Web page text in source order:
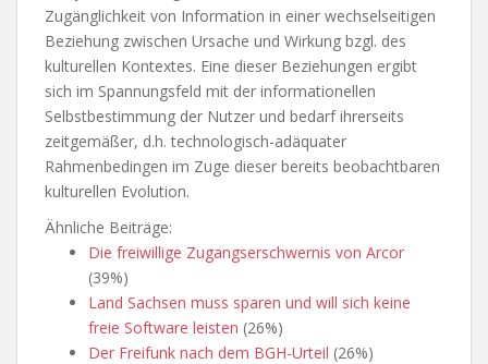
Zugänglichkeit von Information in einer wechselseitigen
Beziehung zwischen Ursache und Wirkung bzgl. des
kulturellen Kontextes. Eine dieser Beziehungen ergibt
sich im Spannungsfeld mit der informationellen
Selbstbestimmung der Nutzer und bedarf ihrerseits
zeitgemäßer, d.h. technologisch-adäquater
Rahmenbedingen im Zuge dieser bereits beobachtbaren
kulturellen Evolution.
Ähnliche Beiträge:
Die freiwillige Zugangserschwernis von Arcor
(39%)
Land Sachsen muss sparen und will sich keine
freie Software leisten (26%)
Der Freifunk nach dem BGH-Urteil (26%)